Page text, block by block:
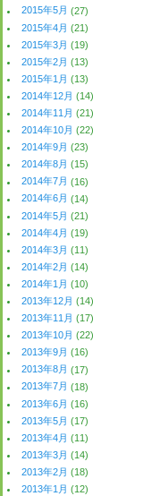
2015年5月 (27)
2015年4月 (21)
2015年3月 (19)
2015年2月 (13)
2015年1月 (13)
2014年12月 (14)
2014年11月 (21)
2014年10月 (22)
2014年9月 (23)
2014年8月 (15)
2014年7月 (16)
2014年6月 (14)
2014年5月 (21)
2014年4月 (19)
2014年3月 (11)
2014年2月 (14)
2014年1月 (10)
2013年12月 (14)
2013年11月 (17)
2013年10月 (22)
2013年9月 (16)
2013年8月 (17)
2013年7月 (18)
2013年6月 (16)
2013年5月 (17)
2013年4月 (11)
2013年3月 (14)
2013年2月 (18)
2013年1月 (12)